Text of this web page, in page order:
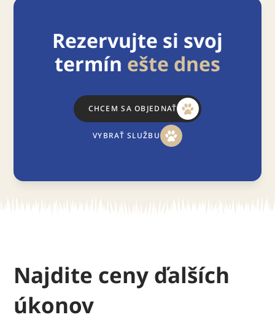
Rezervujte si svoj
termín ešte dnes
CHCEM SA OBJEDNAŤ
VYBRAŤ SLUŽBU
Najdite ceny ďalších
úkonov